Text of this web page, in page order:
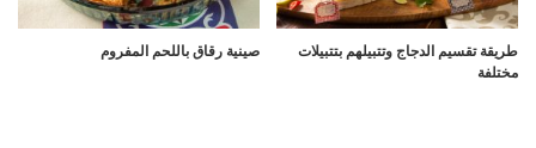
طريقة تقسيم الدجاج وتتبيلهم بتتبيلات
مختلفة
صينية رقاق باللحم المفروم